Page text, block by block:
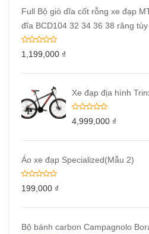
Full Bộ giò dĩa cốt rỗng xe đạp
đĩa BCD104 32 34 36 38 răng
1,199,000 ₫
Xe đạp địa hình
4,999,000 ₫
Áo xe đạp Specialized(Mẫu 2)
199,000 ₫
Bộ bánh carbon Campagnolo